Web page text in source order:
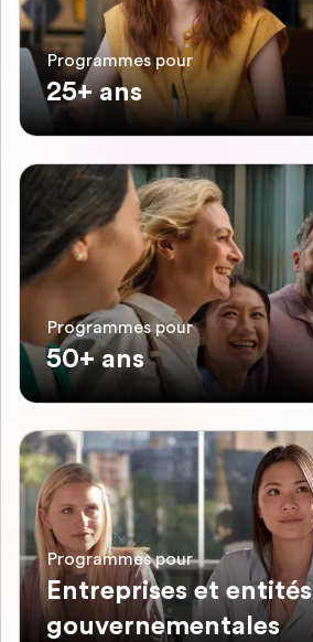
Programmes pour
25+ ans
Programmes pour
50+ ans
Programmes pour
Entreprises et entités
gouvernementales